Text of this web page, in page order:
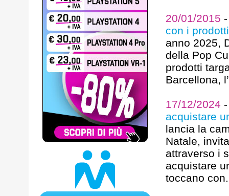
20/01/2015
con i
anno 2025,
della Pop
prodotti
Barcellona,
17/12/2024
acquistare
lancia la
Natale,
attraverso i
acquistare
toccano